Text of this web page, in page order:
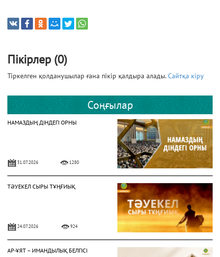
Пікірлер (0)
Тіркелген қолданушылар ғана пікір қалдыра алады.Сайтқа кіру
Соңғылар
НАМАЗДЫҢ ДІНДЕГІ ОРНЫ
31.07.2026 1280
ТӘУЕКЕЛ СЫРЫ ТҰҢҒИЫҚ
24.07.2026 924
АР-ҰЯТ – ИМАНДЫЛЫҚ БЕЛГІСІ